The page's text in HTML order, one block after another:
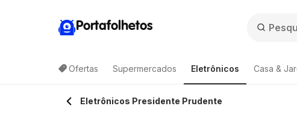
Portafolhetos
Ofertas Supermercados Eletrônicos Casa &
Eletrônicos Presidente Prudente